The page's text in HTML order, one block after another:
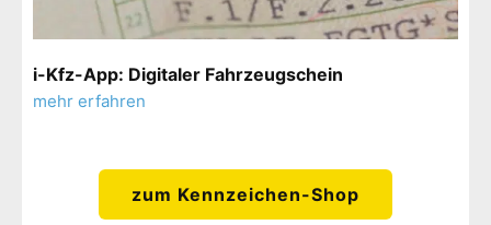
i-Kfz-App: Digitaler Fahrzeugschein
mehr erfahren
zum Kennzeichen-Shop